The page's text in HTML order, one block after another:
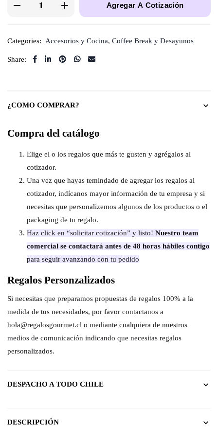
Agregar A Cotización
Categories: Accesorios y Cocina, Coffee Break y Desayunos
Share:
¿COMO COMPRAR?
Compra del catálogo
Elige el o los regalos que más te gusten y agrégalos al
cotizador.
Una vez que hayas temindado de agregar los regalos al
cotizador, indícanos mayor información de tu empresa y si
necesitas que personalizemos algunos de los productos o el
packaging de tu regalo.
Haz click en “solicitar cotización” y listo! Nuestro team
comercial se contactará antes de 48 horas hábiles contigo
para seguir avanzando con tu pedido
Regalos Personzalizados
Si necesitas que preparamos propuestas de regalos 100% a la
medida de tus necesidades, por favor contactanos a
hola@regalosgourmet.cl o mediante cualquiera de nuestros
medios de comunicación indicando que necesitas regalos
personalizados.
DESPACHO A TODO CHILE
DESCRIPCIÓN